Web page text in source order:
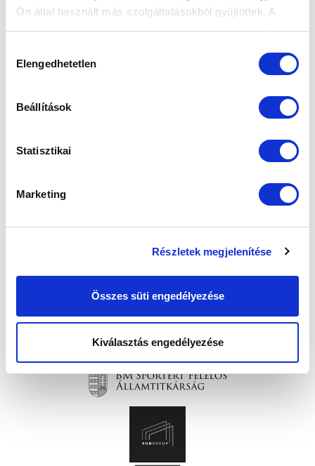
Ön által használt más szolgáltatásokból gyűjtöttek. A
weboldalon való böngészés folytatásával Ön hozzájárul a
kiválasztása
Elengedhetetlen
Beállítások
Statisztikai
Marketing
Részletek megjelenítése
Összes süti engedélyezése
Kiválasztás engedélyezése
SZPONZOROK